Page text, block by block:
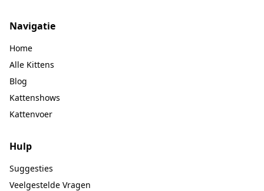
Navigatie
Home
Alle Kittens
Blog
Kattenshows
Kattenvoer
Hulp
Suggesties
Veelgestelde Vragen